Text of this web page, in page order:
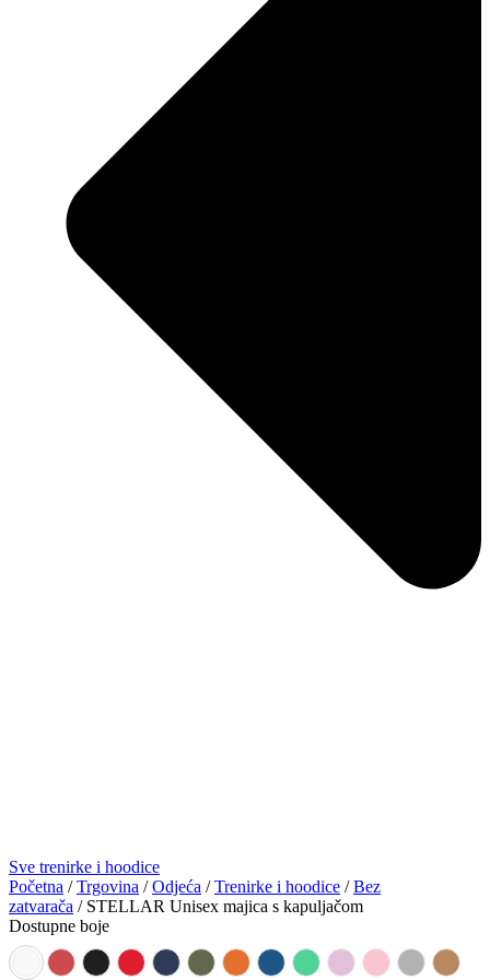
Sve trenirke i hoodice
Početna /Trgovina /Odjeća /Trenirke i hoodice /Bez
zatvarača / STELLAR Unisex majica s kapuljačom
Dostupne boje